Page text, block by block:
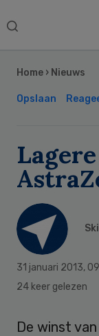
Search
Home › Nieuws
Opslaan
31 januari 2013,
24 keer gelezen
De winst
Sidebar